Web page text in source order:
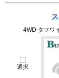
4WD タフワ
選択